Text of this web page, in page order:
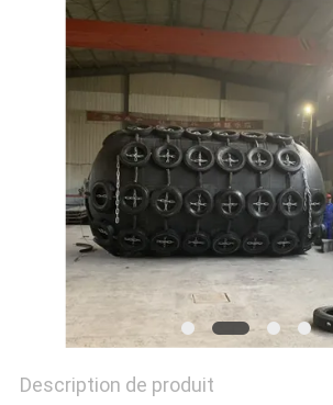
PRIVACY
POLICY
Description de produit